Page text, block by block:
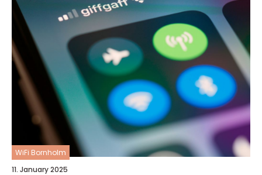
WiFi Bornholm
11. January 2025